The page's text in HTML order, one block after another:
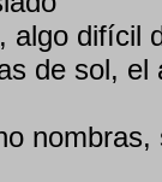
algo difícil
de sol, el